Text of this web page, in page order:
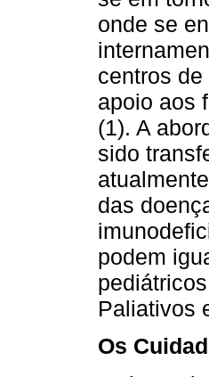
onde se
centros
apoio aos
(1). A
sido
das
podem
Paliativos
Os